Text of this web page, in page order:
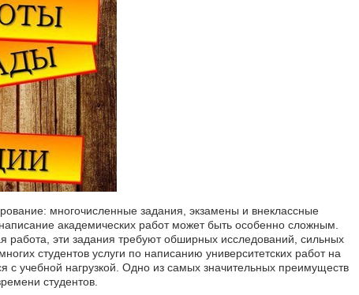
многочисленные задания, экзамены и внеклассные
академических работ может быть особенно сложным.
работа, эти задания требуют обширных исследований, сильных
студентов услуги по написанию университетских работ на
учебной нагрузкой. Одно из самых значительных преимуществ
студентов.